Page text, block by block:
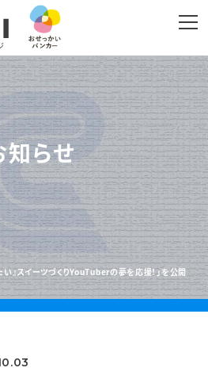
知らせ
』スイーツづくりYouTuberの夢を応援！」を公開